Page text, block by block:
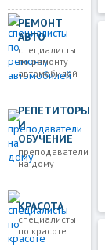
РЕМОНТ
АВТО
специалисты
по ремонту
автомобилей
РЕПЕТИТОРЫ
И
ОБУЧЕНИЕ
преподаватели
на дому
КРАСОТА
специалисты
по красоте